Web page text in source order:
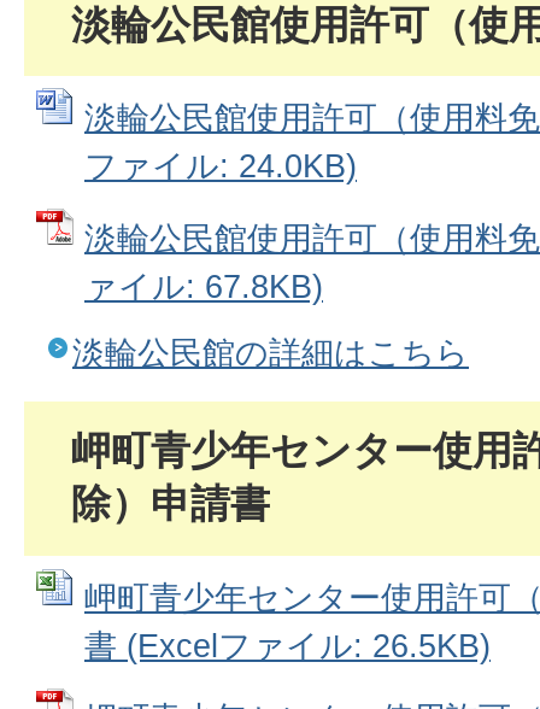
淡輪公民館使用許可（使
淡輪公民館使用許可（使用料
ファイル: 24.0KB)
淡輪公民館使用許可（使用料
ァイル: 67.8KB)
淡輪公民館の詳細はこちら
岬町青少年センター使用
除）申請書
岬町青少年センター使用許可
書 (Excelファイル: 26.5KB)